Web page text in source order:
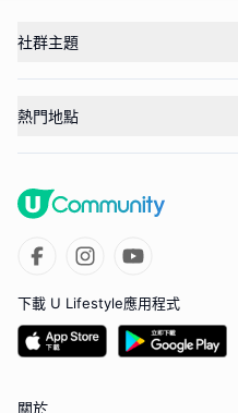
社群主題
熱門地點
下載 U Lifestyle應用程式
關於